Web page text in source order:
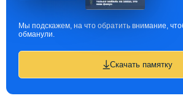
Мы подскажем, на что обратить внимание,
обманули.
Скачать памятку